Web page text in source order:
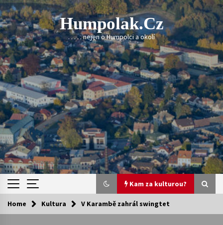
Skip
to
content
Humpolak.cz
. . . . . nejen o Humpolci a okolí
Kam za kulturou?
Kam za kulturou?
Home Kultura V Karambě zahrál swingtet